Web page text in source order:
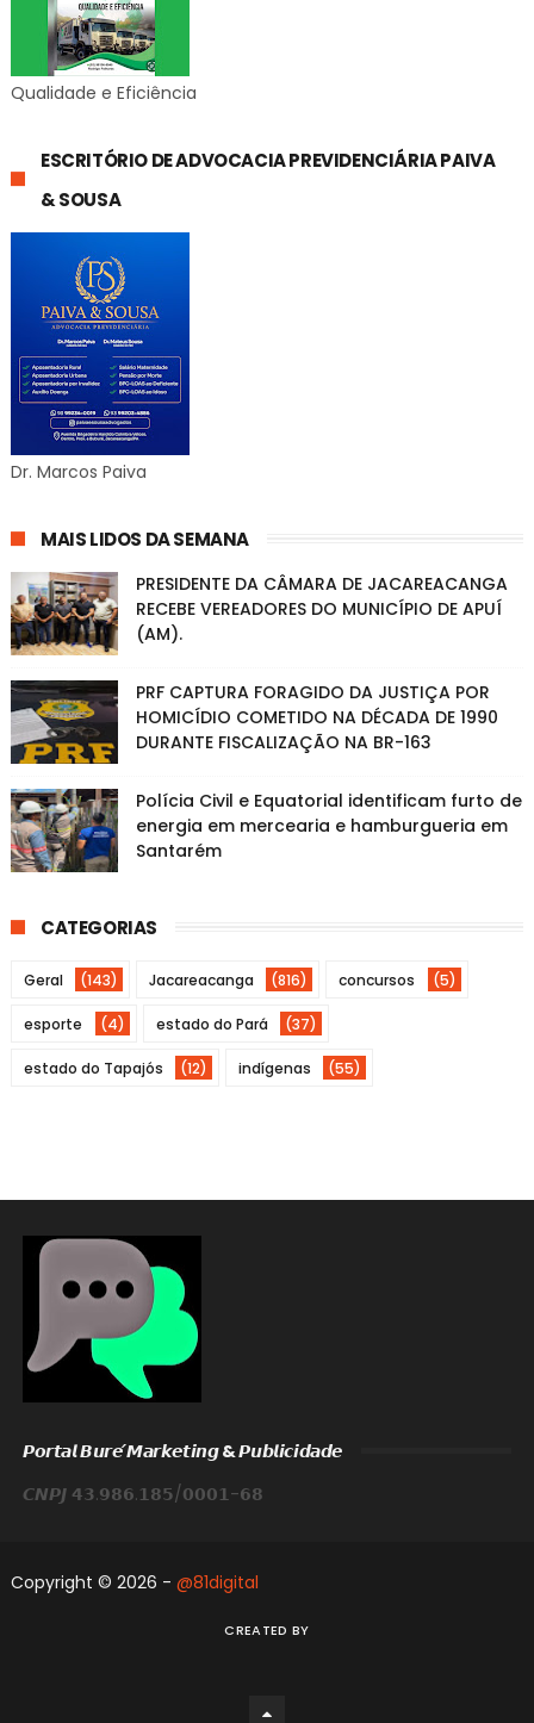
Qualidade e Eficiência
ESCRITÓRIO DE ADVOCACIA PREVIDENCIÁRIA PAIVA
& SOUSA
Dr. Marcos Paiva
MAIS LIDOS DA SEMANA
PRESIDENTE DA CÂMARA DE JACAREACANGA
RECEBE VEREADORES DO MUNICÍPIO DE APUÍ
(AM).
PRF CAPTURA FORAGIDO DA JUSTIÇA POR
HOMICÍDIO COMETIDO NA DÉCADA DE 1990
DURANTE FISCALIZAÇÃO NA BR-163
Polícia Civil e Equatorial identificam furto de
energia em mercearia e hamburgueria em
Santarém
CATEGORIAS
Geral (143) Jacareacanga (816) concursos (5)
esporte (4) estado do Pará (37)
estado do Tapajós (12) indígenas (55)
𝙋𝙤𝙧𝙩𝙖𝙡 𝘽𝙪𝙧𝙚́ 𝙈𝙖𝙧𝙠𝙚𝙩𝙞𝙣𝙜 & 𝙋𝙪𝙗𝙡𝙞𝙘𝙞𝙙𝙖𝙙𝙚
𝘾𝙉𝙋𝙅 𝟰𝟯.𝟵𝟴𝟲.𝟭𝟴𝟱/𝟬𝟬𝟬𝟭-𝟲𝟴
Copyright © 2026 - @81digital
CREATED BY